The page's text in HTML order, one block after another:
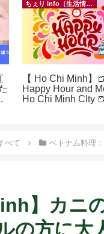
ちぇり info（生活情報）
【 Ho Chi Minh】
Happy Hour and
Ho Chi Minh CIty
べて ベトナム料理
】カニ
の方に大